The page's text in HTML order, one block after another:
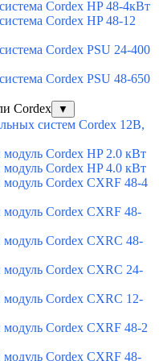
Cordex HP 48-4кВт
Cordex HP 48-12
Cordex PSU 24-400
Cordex PSU 48-650
Cordex
▼
систем Cordex 12В,
Cordex HP 2.0 кВт
Cordex HP 4.0 кВт
Cordex CXRF 48-4
Cordex CXRF 48-
Cordex CXRС 48-
Cordex CXRС 24-
Cordex CXRС 12-
Cordex CXRF 48-2
Cordex CXRF 48-